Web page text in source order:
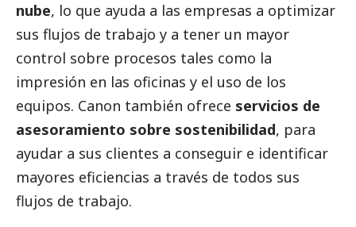
nube, lo que ayuda a las empresas a optimizar
sus flujos de trabajo y a tener un mayor
control sobre procesos tales como la
impresión en las oficinas y el uso de los
equipos. Canon también ofrece servicios de
asesoramiento sobre sostenibilidad, para
ayudar a sus clientes a conseguir e identificar
mayores eficiencias a través de todos sus
flujos de trabajo.